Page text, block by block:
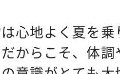
心地よく夏を
からこそ、体